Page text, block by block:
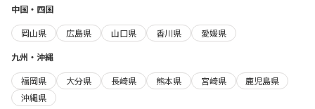
中国・四国
岡山県
広島県 山口県 香川県
愛媛県
九州・沖縄
福岡県
大分県 長崎県 熊本県 宮崎県
鹿児島県
沖縄県